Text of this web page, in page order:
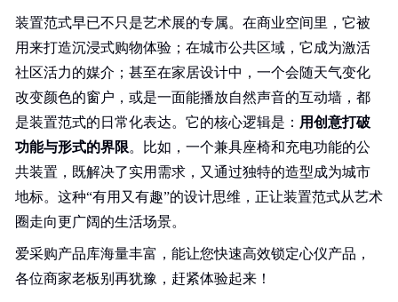
装置范式早已不只是艺术展的专属。在商业空间里，它被
用来打造沉浸式购物体验；在城市公共区域，它成为激活
社区活力的媒介；甚至在家居设计中，一个会随天气变化
改变颜色的窗户，或是一面能播放自然声音的互动墙，都
是装置范式的日常化表达。它的核心逻辑是： 用创意打破
功能与形式的界限。比如，一个兼具座椅和充电功能的公
共装置，既解决了实用需求，又通过独特的造型成为城市
地标。这种“有用又有趣”的设计思维，正让装置范式从艺术
圈走向更广阔的生活场景。
爱采购产品库海量丰富，能让您快速高效锁定心仪产品，
各位商家老板别再犹豫，赶紧体验起来！